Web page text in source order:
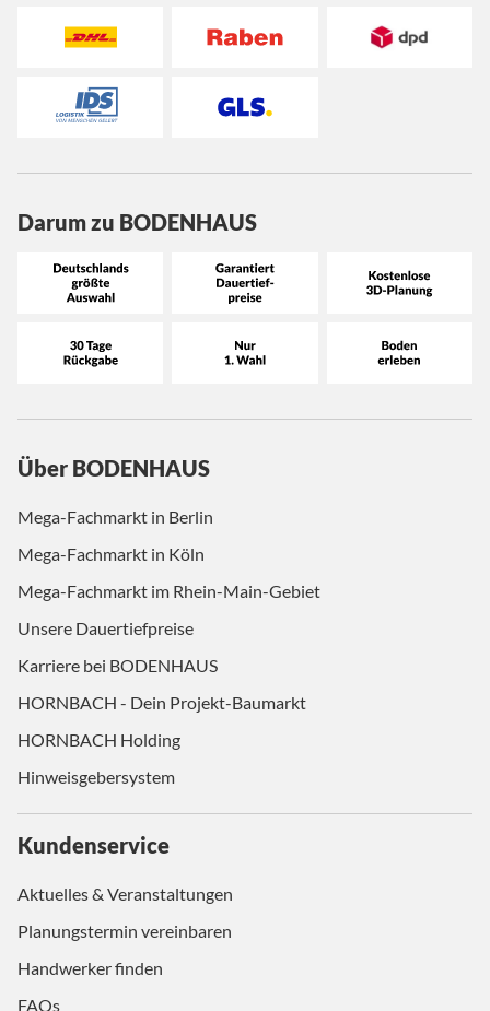
Darum zu BODENHAUS
Über BODENHAUS
Mega-Fachmarkt in Berlin
Mega-Fachmarkt in Köln
Mega-Fachmarkt im Rhein-Main-Gebiet
Unsere Dauertiefpreise
Karriere bei BODENHAUS
HORNBACH - Dein Projekt-Baumarkt
HORNBACH Holding
Hinweisgebersystem
Kundenservice
Aktuelles & Veranstaltungen
Planungstermin vereinbaren
Handwerker finden
FAQs